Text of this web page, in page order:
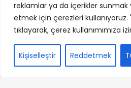
reklamlar ya da içerikler
etmek için çerezleri
tıklayarak, çerez kullanımımıza
Kişiselleştir Reddetmek